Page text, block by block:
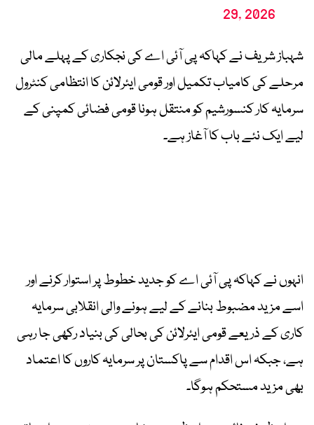
29, 2026
شہباز شریف نے کہاکہ پی آئی اے کی نجکاری کے پہلے مالی
مرحلے کی کامیاب تکمیل اور قومی ایئرلائن کا انتظامی کنٹرول
سرمایہ کار کنسورشیم کو منتقل ہونا قومی فضائی کمپنی کے
لیے ایک نئے باب کا آغاز ہے۔
انہوں نے کہاکہ پی آئی اے کو جدید خطوط پر استوار کرنے اور
اسے مزید مضبوط بنانے کے لیے ہونے والی انقلابی سرمایہ
کاری کے ذریعے قومی ایئرلائن کی بحالی کی بنیاد رکھی جا رہی
ہے، جبکہ اس اقدام سے پاکستان پر سرمایہ کاروں کا اعتماد
بھی مزید مستحکم ہوگا۔